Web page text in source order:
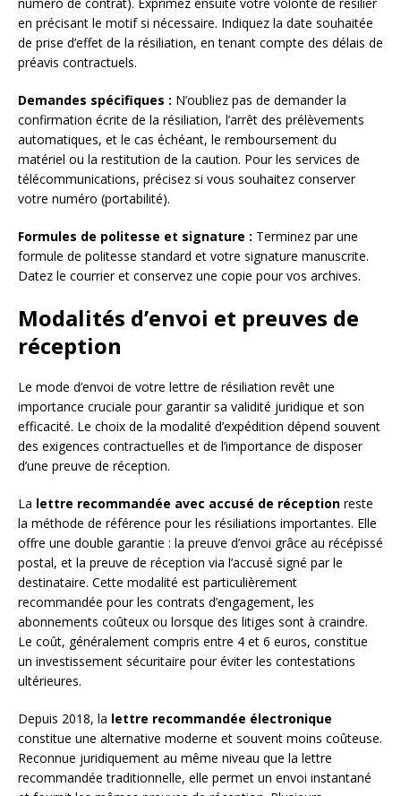
en précisant le motif si nécessaire. Indiquez la date souhaitée
de prise d’effet de la résiliation, en tenant compte des délais de
préavis contractuels.
Demandes spécifiques : N’oubliez pas de demander la
confirmation écrite de la résiliation, l’arrêt des prélèvements
automatiques, et le cas échéant, le remboursement du
matériel ou la restitution de la caution. Pour les services de
télécommunications, précisez si vous souhaitez conserver
votre numéro (portabilité).
Formules de politesse et signature : Terminez par une
formule de politesse standard et votre signature manuscrite.
Datez le courrier et conservez une copie pour vos archives.
Modalités d’envoi et preuves de
réception
Le mode d’envoi de votre lettre de résiliation revêt une
importance cruciale pour garantir sa validité juridique et son
efficacité. Le choix de la modalité d’expédition dépend souvent
des exigences contractuelles et de l’importance de disposer
d’une preuve de réception.
La lettre recommandée avec accusé de réception reste
la méthode de référence pour les résiliations importantes. Elle
offre une double garantie : la preuve d’envoi grâce au récépissé
postal, et la preuve de réception via l’accusé signé par le
destinataire. Cette modalité est particulièrement
recommandée pour les contrats d’engagement, les
abonnements coûteux ou lorsque des litiges sont à craindre.
Le coût, généralement compris entre 4 et 6 euros, constitue
un investissement sécuritaire pour éviter les contestations
ultérieures.
Depuis 2018, la lettre recommandée électronique
constitue une alternative moderne et souvent moins coûteuse.
Reconnue juridiquement au même niveau que la lettre
recommandée traditionnelle, elle permet un envoi instantané